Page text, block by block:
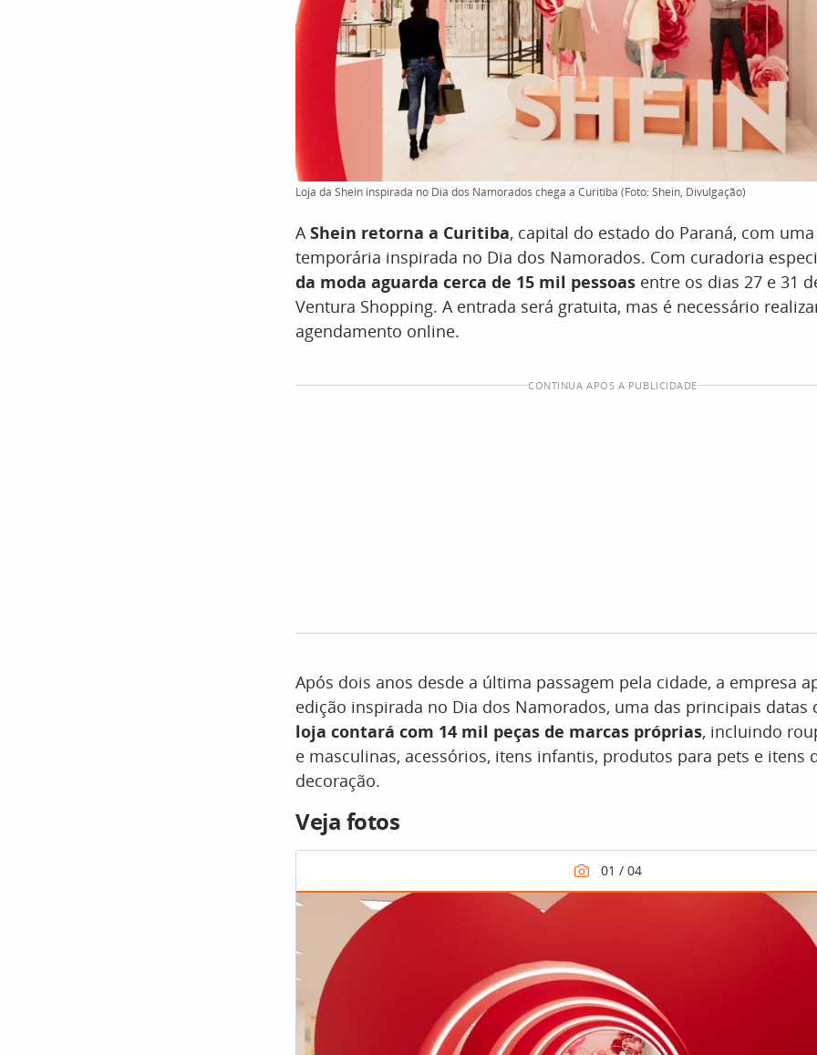
Loja da Shein inspirada no Dia dos Namorados chega a Curitiba (Foto: Shein, Divulgação)
AShein retorna a Curitiba, capital do estado do Paraná, com
temporária inspirada no Dia dos Namorados. Com curadoria
da moda aguarda cerca de 15 mil pessoas entre os dias 27 e 31
Ventura Shopping. A entrada será gratuita, mas é necessário
agendamento online.
CONTINUA APÓS A PUBLICIDADE
Após dois anos desde a última passagem pela cidade, a empresa
edição inspirada no Dia dos Namorados, uma das principais datas
loja contará com 14 mil peças de marcas próprias, incluindo
e masculinas, acessórios, itens infantis, produtos para pets e itens
decoração.
Veja fotos